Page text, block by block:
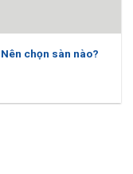
chọn sàn nào?